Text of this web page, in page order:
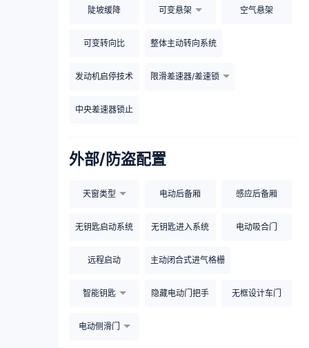
陡坡缓降 可变悬架 空气悬架
可变转向比 整体主动转向系统
发动机启停技术 限滑差速器/差速锁
中央差速器锁止
外部/防盗配置
天窗类型 电动后备厢 感应后备厢
无钥匙启动系统 无钥匙进入系统 电动吸合门
远程启动 主动闭合式进气格栅
智能钥匙 隐藏电动门把手 无框设计车门
电动侧滑门